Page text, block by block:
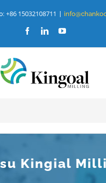
+86 15032108711
FacebookLinkedInYouTube
Kingial